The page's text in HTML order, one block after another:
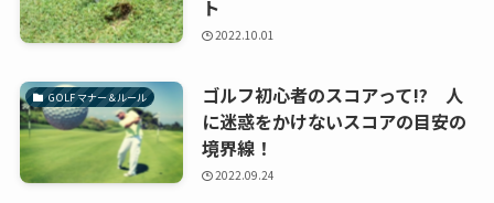
ト
2022.10.01
GOLF マナー＆ルール
ゴルフ初心者のスコアって!? 人
に迷惑をかけないスコアの目安の
境界線！
2022.09.24